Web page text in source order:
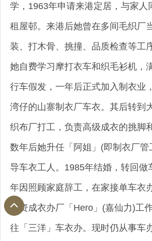
学，1963年申请来港定居，与家人
租屋邨。来港后她曾在多间毛织厂
装、打木骨、挑撞、品质检查等工
她自费学习摩打衣车和织毛衫机，
行车假发，一年后正式加入制衣业
湾仔的山寨制衣厂车衣。其后转到
织布厂打工，负责高级成衣的挑脚
数年后她升任「阿姐」(即制衣厂管
导车衣工人。1985年结婚，转回做
年因照顾家庭辞工，在家接单车衣
美资成衣办厂「Hero」(嘉仙力)工
往「三洋」车衣办。现时仍从事车